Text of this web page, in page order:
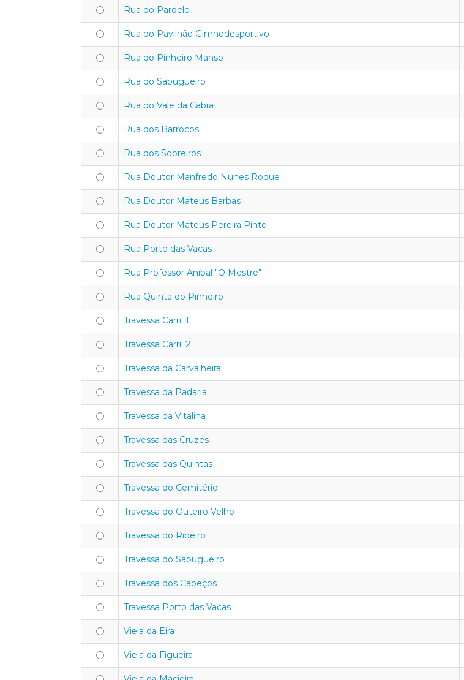
Rua do Pardelo
Rua do Pavilhão Gimnodesportivo
Rua do Pinheiro Manso
Rua do Sabugueiro
Rua do Vale da Cabra
Rua dos Barrocos
Rua dos Sobreiros
Rua Doutor Manfredo Nunes Roque
Rua Doutor Mateus Barbas
Rua Doutor Mateus Pereira Pinto
Rua Porto das Vacas
Rua Professor Aníbal "O Mestre"
Rua Quinta do Pinheiro
Travessa Carril 1
Travessa Carril 2
Travessa da Carvalheira
Travessa da Padaria
Travessa da Vitalina
Travessa das Cruzes
Travessa das Quintas
Travessa do Cemitério
Travessa do Outeiro Velho
Travessa do Ribeiro
Travessa do Sabugueiro
Travessa dos Cabeços
Travessa Porto das Vacas
Viela da Eira
Viela da Figueira